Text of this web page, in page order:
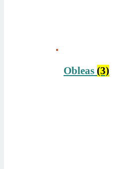
Obleas (3)